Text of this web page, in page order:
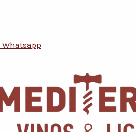
Whatsapp